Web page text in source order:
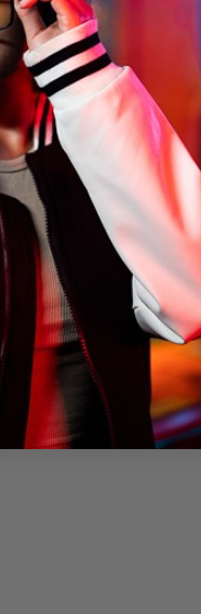
licht en droge ogen.
lenscoatings dragen bij
op en geef je ogen een